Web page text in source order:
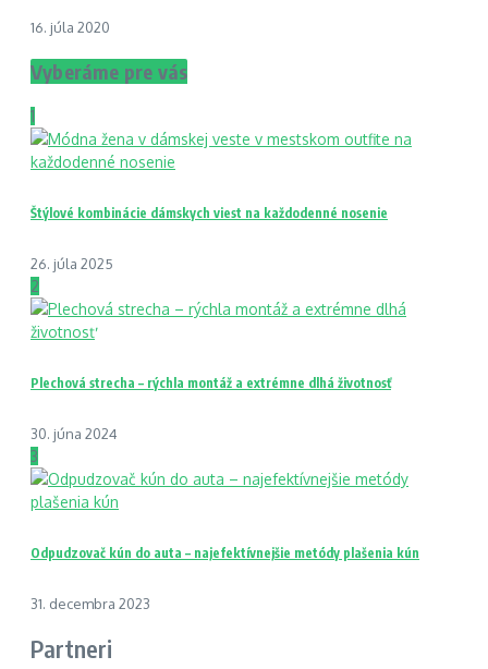
16. júla 2020
Vyberáme pre vás
1
Štýlové kombinácie dámskych viest na každodenné nosenie
26. júla 2025
2
Plechová strecha – rýchla montáž a extrémne dlhá životnosť
30. júna 2024
3
Odpudzovač kún do auta – najefektívnejšie metódy plašenia kún
31. decembra 2023
Partneri